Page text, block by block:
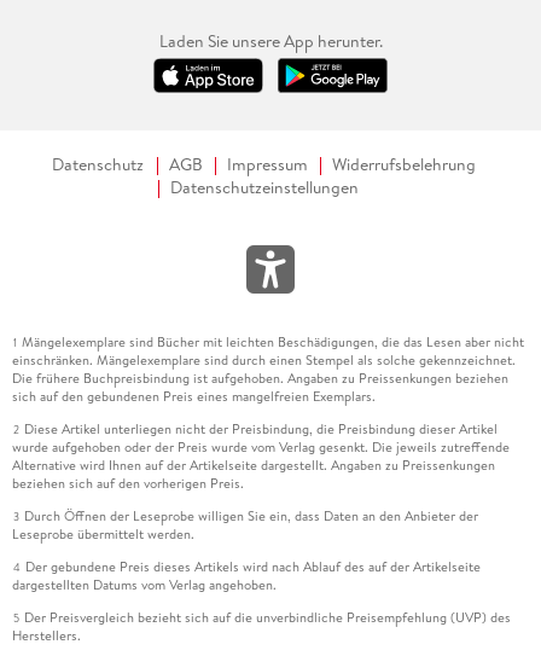
Laden Sie unsere App herunter.
Datenschutz AGB Impressum
Widerrufsbelehrung
Datenschutzeinstellungen
1 Mängelexemplare sind Bücher mit leichten Beschädigungen, die das Lesen aber nicht
einschränken. Mängelexemplare sind durch einen Stempel als solche gekennzeichnet.
Die frühere Buchpreisbindung ist aufgehoben. Angaben zu Preissenkungen beziehen
sich auf den gebundenen Preis eines mangelfreien Exemplars.
2 Diese Artikel unterliegen nicht der Preisbindung, die Preisbindung dieser Artikel
wurde aufgehoben oder der Preis wurde vom Verlag gesenkt. Die jeweils zutreffende
Alternative wird Ihnen auf der Artikelseite dargestellt. Angaben zu Preissenkungen
beziehen sich auf den vorherigen Preis.
3 Durch Öffnen der Leseprobe willigen Sie ein, dass Daten an den Anbieter der
Leseprobe übermittelt werden.
4 Der gebundene Preis dieses Artikels wird nach Ablauf des auf der Artikelseite
dargestellten Datums vom Verlag angehoben.
5 Der Preisvergleich bezieht sich auf die unverbindliche Preisempfehlung (UVP) des
Herstellers.